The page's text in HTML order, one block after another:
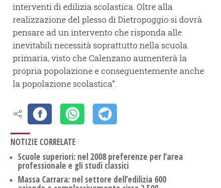
interventi di edilizia scolastica. Oltre alla
realizzazione del plesso di Dietropoggio si dovrà
pensare ad un intervento che risponda alle
inevitabili necessità soprattutto nella scuola
primaria, visto che Calenzano aumenterà la
propria popolazione e conseguentemente anche
la popolazione scolastica”.
NOTIZIE CORRELATE
Scuole superiori: nel 2008 preferenze per l’area
professionale e gli studi classici
Massa Carrara: nel settore dell’edilizia 600